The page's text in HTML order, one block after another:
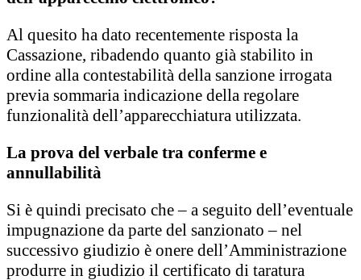
Al quesito ha dato recentemente risposta la
Cassazione, ribadendo quanto già stabilito in
ordine alla contestabilità della sanzione irrogata
previa sommaria indicazione della regolare
funzionalità dell’apparecchiatura utilizzata.
La prova del verbale tra conferme e
annullabilità
Si è quindi precisato che – a seguito dell’eventuale
impugnazione da parte del sanzionato – nel
successivo giudizio è onere dell’Amministrazione
produrre in giudizio il certificato di taratura